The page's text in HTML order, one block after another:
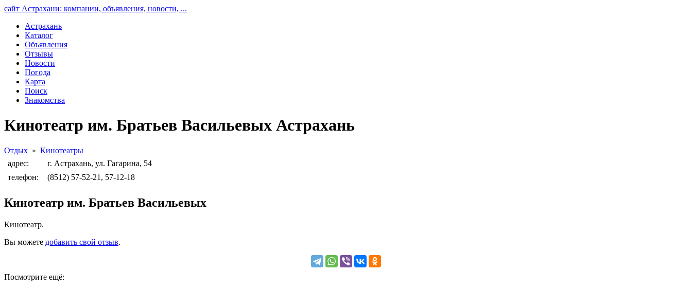
сайт Астрахани: компании, объявления, новости, ...
Астрахань
Каталог
Объявления
Отзывы
Новости
Погода
Карта
Поиск
Знакомства
Кинотеатр им. Братьев Васильевых Астрахань
Отдых » Кинотеатры
адрес:
г. Астрахань, ул. Гагарина, 54
телефон:
(8512) 57-52-21, 57-12-18
Кинотеатр им. Братьев Васильевых
Кинотеатр.
Вы можете добавить свой отзыв.
Посмотрите ещё: